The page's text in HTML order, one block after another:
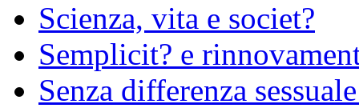
Scienza, vita e societ?
Semplicit? e
Senza differenza